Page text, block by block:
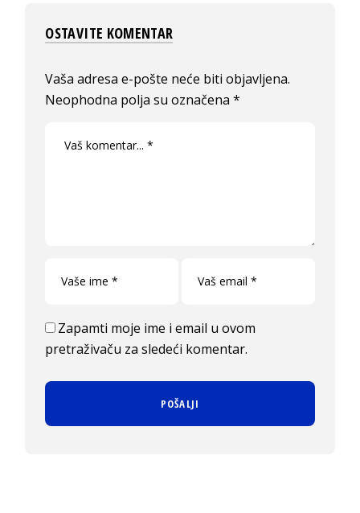
OSTAVITE KOMENTAR
Vaša adresa e-pošte neće biti objavljena.
Neophodna polja su označena*
Zapamti moje ime i email u ovom
pretraživaču za sledeći komentar.